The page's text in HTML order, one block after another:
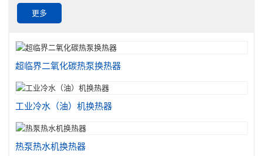
更多
超临界二氧化碳热泵换热器
工业冷水（油）机换热器
热泵热水机换热器